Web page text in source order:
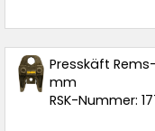
Presskäft
mm
RSK-Nummer: